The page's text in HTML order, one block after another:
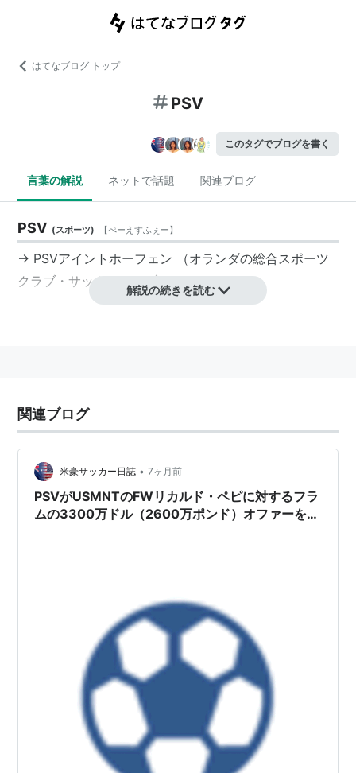
はてなブログ トップ
PSV
このタグでブログを書く
言葉の解説 ネットで話題 関連ブログ
PSV (スポーツ) 【ぺーえすふぇー】
→ PSVアイントホーフェン （オランダの総合スポーツ
クラブ・サッカークラブ）
解説の続きを読む
関連ブログ
米豪サッカー日誌 • 7ヶ月前
PSVがUSMNTのFWリカルド・ペピに対するフラ
ムの3300万ドル（2600万ポンド）オファーを拒